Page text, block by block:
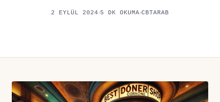
2 EYLÜL 2024 5 DK OKUMA CBTARAB